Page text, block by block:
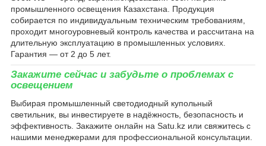
промышленного освещения Казахстана. Продукция
собирается по индивидуальным техническим требованиям,
проходит многоуровневый контроль качества и рассчитана на
длительную эксплуатацию в промышленных условиях.
Гарантия — от 2 до 5 лет.
Закажите сейчас и забудьте о проблемах с
освещением
Выбирая промышленный светодиодный купольный
светильник, вы инвестируете в надёжность, безопасность и
эффективность. Закажите онлайн на Satu.kz или свяжитесь с
нашими менеджерами для профессиональной консультации.